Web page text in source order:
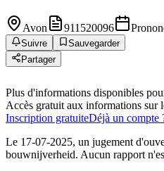
Avon 911520096
Suivre
Sauvegarder
Partager
Plus d'informations disponibles
Accès gratuit aux informations sur
Inscription gratuiteDéjà un compte
Le 17-07-2025, un jugement
bouwnijverheid. Aucun rapport